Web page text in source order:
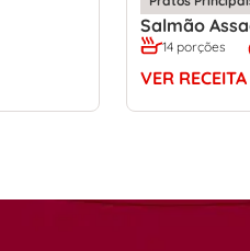
Salmão
14 porções
VER RECEITA